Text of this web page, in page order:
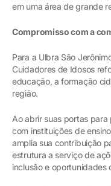
em uma área de grande
Compromisso com a
Para a Ulbra São
Cuidadores de Idosos
educação, a formação
região.
Ao abrir suas portas
com instituições de
amplia sua contribuição
estrutura a serviço de
inclusão e oportunidades